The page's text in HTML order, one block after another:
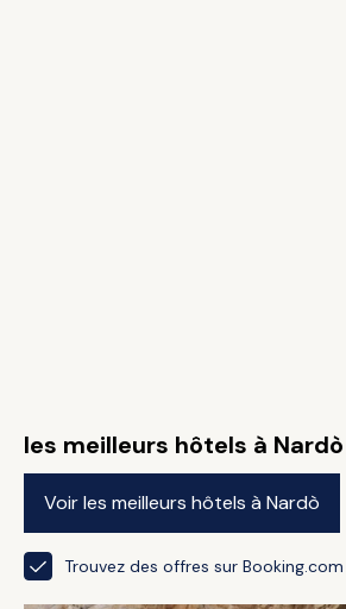
les meilleurs hôtels à Nardò
Voir les meilleurs hôtels à Nardò
Trouvez des offres sur Booking.com